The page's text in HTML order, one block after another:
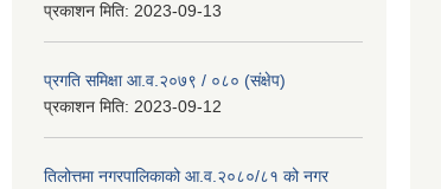
प्रकाशन मिति: 2023-09-13
प्रगति समिक्षा आ.व.२०७९ / ०८० (संक्षेप)
प्रकाशन मिति: 2023-09-12
तिलोत्तमा नगरपालिकाको आ.व.२०८०/८१ को नगर